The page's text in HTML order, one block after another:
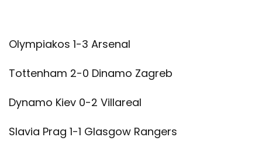
Olympiakos 1-3 Arsenal
Tottenham 2-0 Dinamo Zagreb
Dynamo Kiev 0-2 Villareal
Slavia Prag 1-1 Glasgow Rangers